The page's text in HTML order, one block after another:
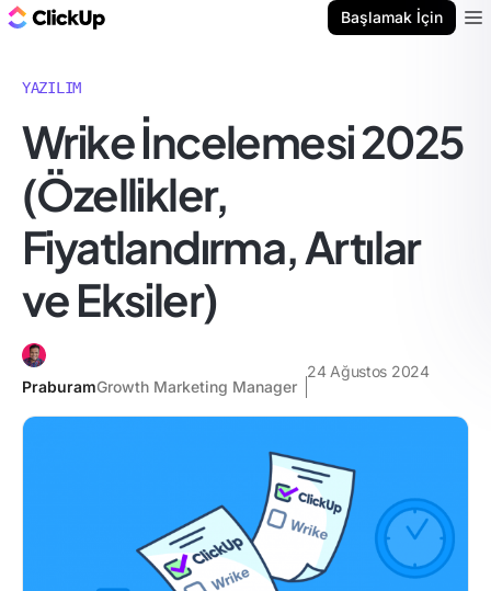
Başlamak İçin
YAZILIM
Wrike İncelemesi 2025
(Özellikler,
Fiyatlandırma, Artılar
ve Eksiler)
PraburamGrowth Marketing Manager
24 Ağustos 2024